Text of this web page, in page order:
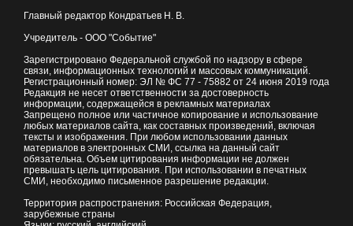
Главный редактор Кондратьев Н. В.
Учредитель - ООО "Событие"
Зарегистрировано Федеральной службой по надзору в сфере
связи, информационных технологий и массовых коммуникаций.
Регистрационный номер: ЭЛ № ФС 77 - 75882 от 24 июня 2019 года
Редакция не несет ответственности за достоверность
информации, содержащейся в рекламных материалах
Запрещено полное или частичное копирование и использование
любых материалов сайта, как составных произведений, включая
тексты и изображения. При любом использовании данных
материалов в электронных СМИ, ссылка на данный сайт
обязательна. Объем цитирования информации не должен
превышать цель цитирования. При использовании в печатных
СМИ, необходимо письменное разрешение редакции.
Территория распространения: Российская Федерация,
зарубежные страны